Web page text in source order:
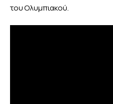
του Ολυμπιακού.